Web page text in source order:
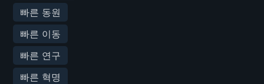
빠른 동원
빠른 이동
빠른 연구
빠른 혁명